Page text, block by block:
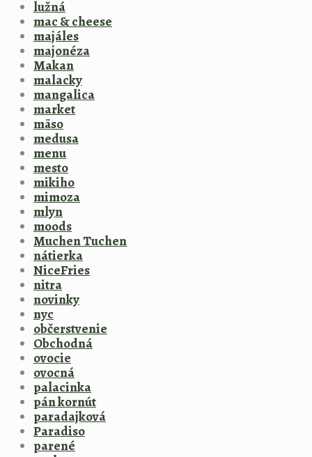
lužná
mac & cheese
majáles
majonéza
Makan
malacky
mangalica
market
mäso
medusa
menu
mesto
mikiho
mimoza
mlyn
moods
Muchen Tuchen
nátierka
NiceFries
nitra
novinky
nyc
občerstvenie
Obchodná
ovocie
ovocná
palacinka
pán kornút
paradajková
Paradiso
parené